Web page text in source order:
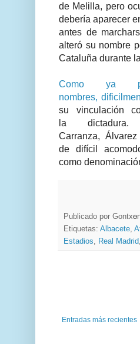
de Melilla, pero
debería aparecer
antes de
alteró su nombre
Cataluña durante
Como ya
nombres,
su vinculación
la
Carranza,
de difícil
como
Publicado por Gontxo
Etiquetas: Albacete,
Estadios, Real Madrid,
Entradas más recientes